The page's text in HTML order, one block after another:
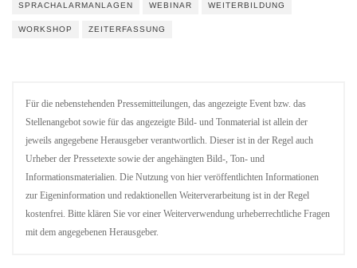
SPRACHALARMANLAGEN WEBINAR WEITERBILDUNG
WORKSHOP ZEITERFASSUNG
Für die nebenstehenden Pressemitteilungen, das angezeigte Event bzw. das
Stellenangebot sowie für das angezeigte Bild- und Tonmaterial ist allein der
jeweils angegebene Herausgeber verantwortlich. Dieser ist in der Regel auch
Urheber der Pressetexte sowie der angehängten Bild-, Ton- und
Informationsmaterialien. Die Nutzung von hier veröffentlichten Informationen
zur Eigeninformation und redaktionellen Weiterverarbeitung ist in der Regel
kostenfrei. Bitte klären Sie vor einer Weiterverwendung urheberrechtliche Fragen
mit dem angegebenen Herausgeber.